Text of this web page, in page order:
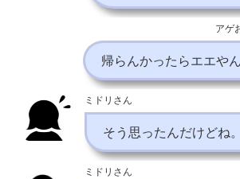
アゲ
帰らんかったらエエやん
ミドリさん
そう思ったんだけどね。
ミドリさん